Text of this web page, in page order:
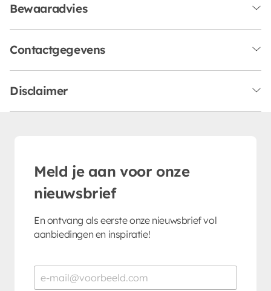
Bewaaradvies
Contactgegevens
Disclaimer
Meld je aan voor onze
nieuwsbrief
En ontvang als eerste onze nieuwsbrief vol
aanbiedingen en inspiratie!